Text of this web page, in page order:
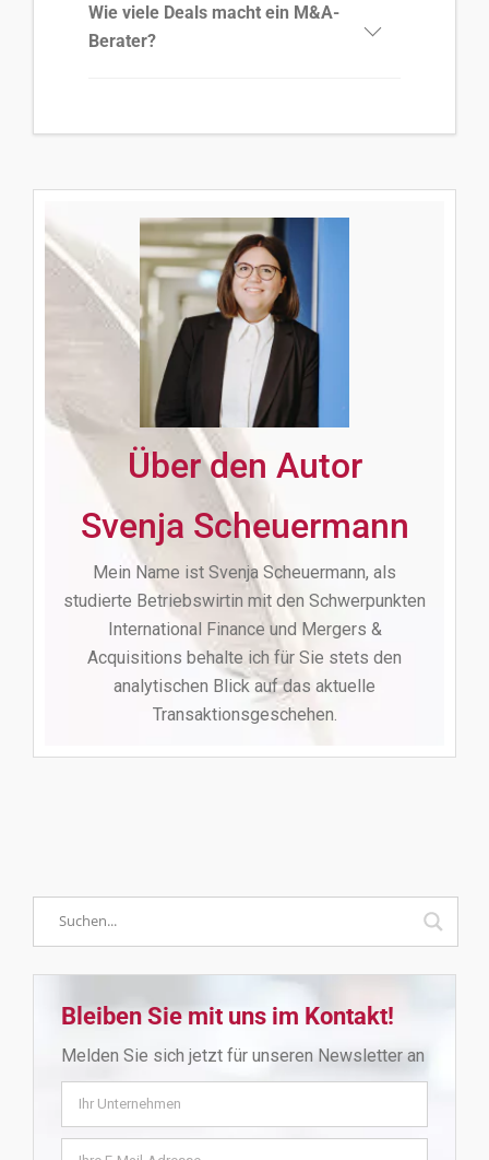
Wie viele Deals macht ein M&A-
Berater?
Über den Autor
Svenja Scheuermann
Mein Name ist Svenja Scheuermann, als
studierte Betriebswirtin mit den Schwerpunkten
International Finance und Mergers &
Acquisitions behalte ich für Sie stets den
analytischen Blick auf das aktuelle
Transaktionsgeschehen.
Bleiben Sie mit uns im Kontakt!
Melden Sie sich jetzt für unseren Newsletter an